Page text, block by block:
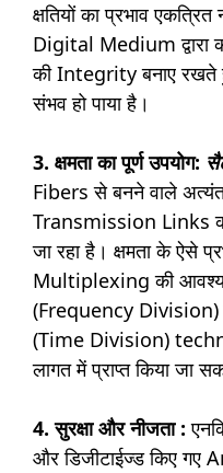
क्षतियों का प्रभाव
Digital Medium द्वारा
की Integrity बनाए रखते
संभव हो पाया है।
3. क्षमता का पूर्ण उपयोग:
Fibers से बनने वाले
Transmission Links का
जा रहा है। क्षमता के ऐसे
Multiplexing की
(Frequency Division)
(Time Division)
लागत में प्राप्त किया जा
4. सुरक्षा और नीजता :
और डिजीटाईज्ड किए गए